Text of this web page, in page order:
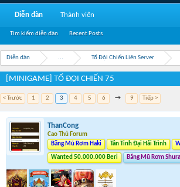
Diễn đàn ... Tổ Đội Chiến Liên Server
[MINIGAME] TỔ ĐỘI CHIẾN 75
< Trước 1 2 3 4 5 6 → 9 Tiếp >
ThanCong
Cao Thủ Forum
Băng Mũ Rơm Haki
Tân Tinh Đại Hải Trình
Wanted 50.000.000 Beri Băng Mũ Rơm Shura
Diễn đàn
Tìm kiếm diễn đàn Recent Posts
Thành viên